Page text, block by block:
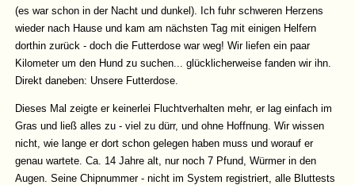
(es war schon in der Nacht und dunkel). Ich fuhr schweren Herzens
wieder nach Hause und kam am nächsten Tag mit einigen Helfern
dorthin zurück - doch die Futterdose war weg! Wir liefen ein paar
Kilometer um den Hund zu suchen... glücklicherweise fanden wir ihn.
Direkt daneben: Unsere Futterdose.
Dieses Mal zeigte er keinerlei Fluchtverhalten mehr, er lag einfach im
Gras und ließ alles zu - viel zu dürr, und ohne Hoffnung. Wir wissen
nicht, wie lange er dort schon gelegen haben muss und worauf er
genau wartete. Ca. 14 Jahre alt, nur noch 7 Pfund, Würmer in den
Augen. Seine Chipnummer - nicht im System registriert, alle Bluttests